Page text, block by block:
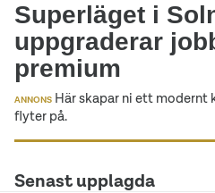
Superläget i
uppgraderar
premium
ANNONS Här skapar ni ett
flyter på.
Senast upplagda